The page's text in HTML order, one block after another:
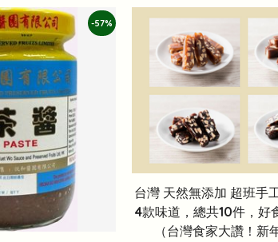
-57%
台灣 天然無添加 超班手
4款味道，總共10件，好
（台灣食家大讚！新